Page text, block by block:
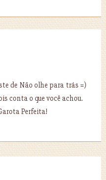
de Não olhe para trás =)
conta o que você achou.
Perfeita!